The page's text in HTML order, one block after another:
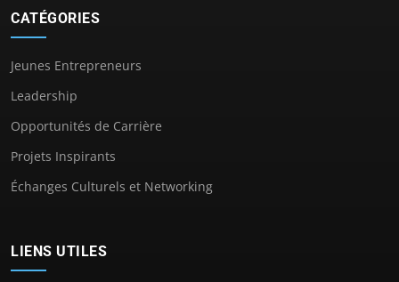
CATÉGORIES
Jeunes Entrepreneurs
Leadership
Opportunités de Carrière
Projets Inspirants
Échanges Culturels et Networking
LIENS UTILES